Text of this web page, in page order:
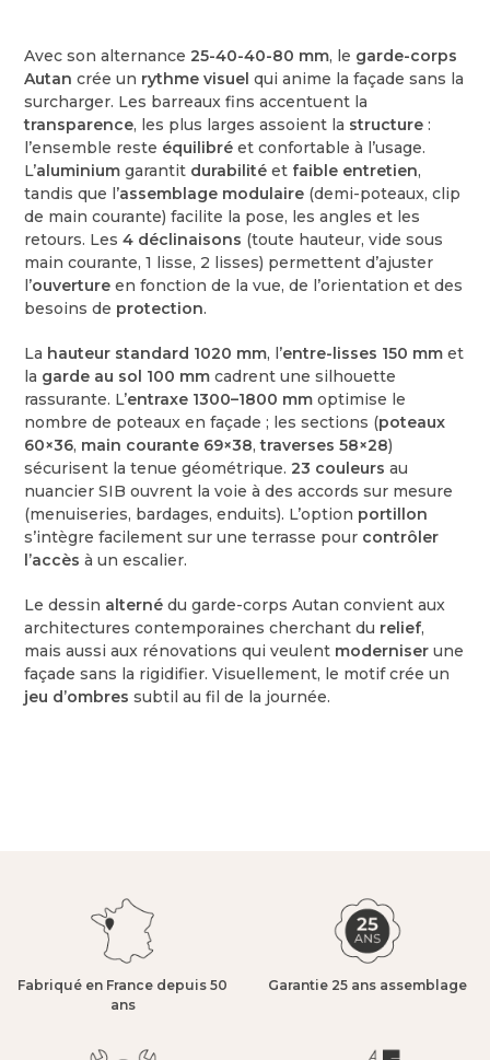
Avec son alternance 25-40-40-80 mm, le garde-corps
Autan crée un rythme visuel qui anime la façade sans la
surcharger. Les barreaux fins accentuent la
transparence, les plus larges assoient la structure :
l’ensemble reste équilibré et confortable à l’usage.
L’aluminium garantit durabilité et faible entretien,
tandis que l’assemblage modulaire (demi-poteaux, clip
de main courante) facilite la pose, les angles et les
retours. Les4 déclinaisons (toute hauteur, vide sous
main courante, 1 lisse, 2 lisses) permettent d’ajuster
l’ouverture en fonction de la vue, de l’orientation et des
besoins de protection.
La hauteur standard 1020 mm, l’entre-lisses 150 mm et
la garde au sol 100 mm cadrent une silhouette
rassurante. L’entraxe 1300–1800 mm optimise le
nombre de poteaux en façade ; les sections (poteaux
60×36, main courante 69×38,traverses 58×28)
sécurisent la tenue géométrique. 23 couleurs au
nuancier SIB ouvrent la voie à des accords sur mesure
(menuiseries, bardages, enduits). L’option portillon
s’intègre facilement sur une terrasse pour contrôler
l’accès à un escalier.
Le dessin alterné du garde-corps Autan convient aux
architectures contemporaines cherchant du relief,
mais aussi aux rénovations qui veulent moderniser une
façade sans la rigidifier. Visuellement, le motif crée un
jeu d’ombres subtil au fil de la journée.
Fabriqué en France depuis 50
ans​
Garantie 25 ans assemblage​